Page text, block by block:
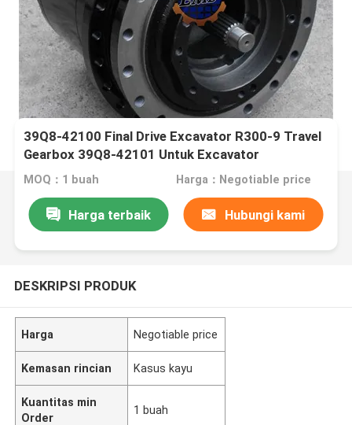
39Q8-42100 Final Drive Excavator R300-9 Travel
Gearbox 39Q8-42101 Untuk Excavator
MOQ：1 buah Harga：Negotiable price
Harga terbaik Hubungi kami
DESKRIPSI PRODUK
Harga Negotiable price
Kemasan rincian Kasus kayu
Kuantitas min
Order
1 buah